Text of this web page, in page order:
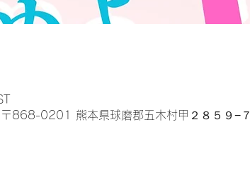
868-0201 熊本県球磨郡五木村甲２８５９−７